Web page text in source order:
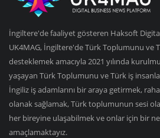
İngiltere'de faaliyet gösteren Haksoft
UK4MAG, İngiltere'de Türk Toplumunu ve
desteklemek amacıyla 2021 yılında
yaşayan Türk Toplumunu ve Türk iş
İngiliz iş adamlarını bir araya getirmek,
olanak sağlamak, Türk toplumunun sesi
her bireyine ulaşabilmek ve onlar için bir
amaçlamaktayız.